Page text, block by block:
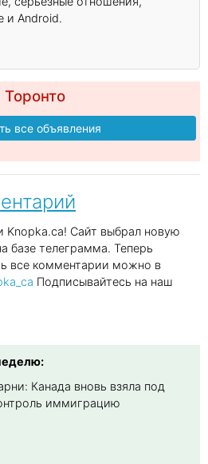
и Android.
все объявления
Knopka.ca! Сайт выбрал новую
базе телеграмма. Теперь
все комментарии можно в
Подписывайтесь на наш
Канада вновь взяла под
иммиграцию